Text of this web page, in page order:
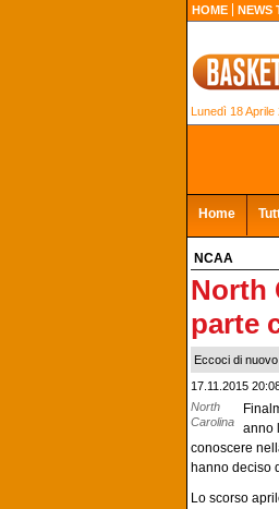
HOME NEWS
Lunedì 18 Aprile
Home
NCAA
North
parte
Eccoci di
17.11.2015
North
Carolina
anno
conoscere
hanno deciso
Lo scorso